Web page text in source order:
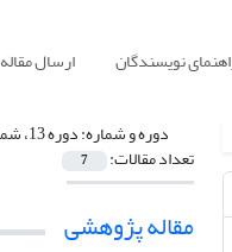
نویسندگان ارسال مقاله
دوره و شماره:دوره 13، شماره 4، زمستان 1399
تعداد مقالات: 7
مقاله پژوهشی